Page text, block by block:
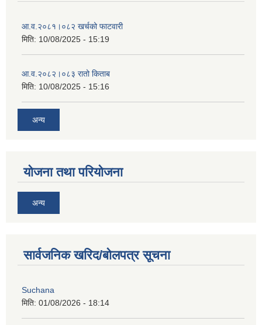
आ‍.व.२०८१।०८२ खर्चको फाटवारी
मिति: 10/08/2025 - 15:19
आ‍.व.२०८२।०८३ रातो किताब
मिति: 10/08/2025 - 15:16
अन्य
योजना तथा परियोजना
अन्य
सार्वजनिक खरिद/बोलपत्र सूचना
Suchana
मिति: 01/08/2026 - 18:14